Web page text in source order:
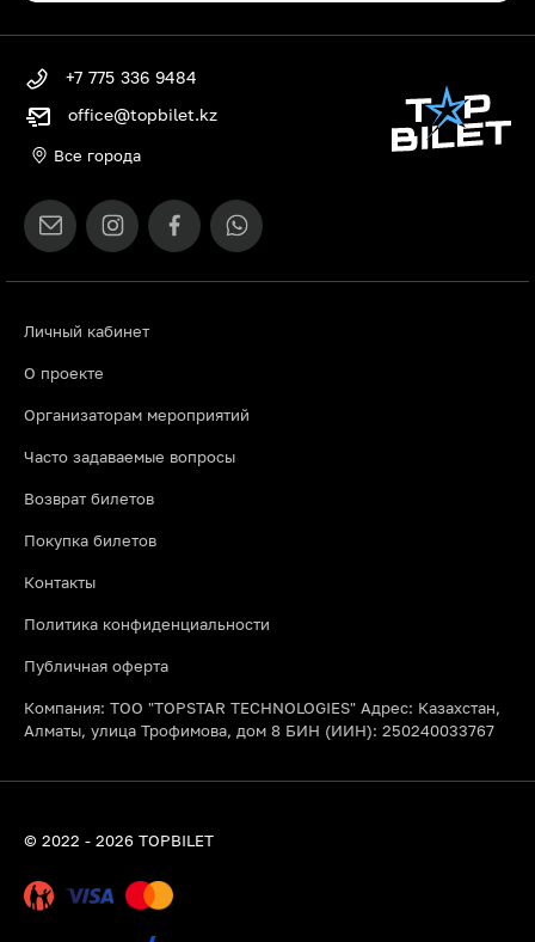
Личный кабинет
О проекте
Организаторам мероприятий
Часто задаваемые вопросы
Возврат билетов
Покупка билетов
Контакты
Политика конфиденциальности
Публичная оферта
Компания: ТОО "TOPSTAR TECHNOLOGIES" Адрес: Казахстан,
Алматы, улица Трофимова, дом 8 БИН (ИИН): 250240033767
+7 775 336 9484
office@topbilet.kz
Все города
© 2022 - 2026 TOPBILET